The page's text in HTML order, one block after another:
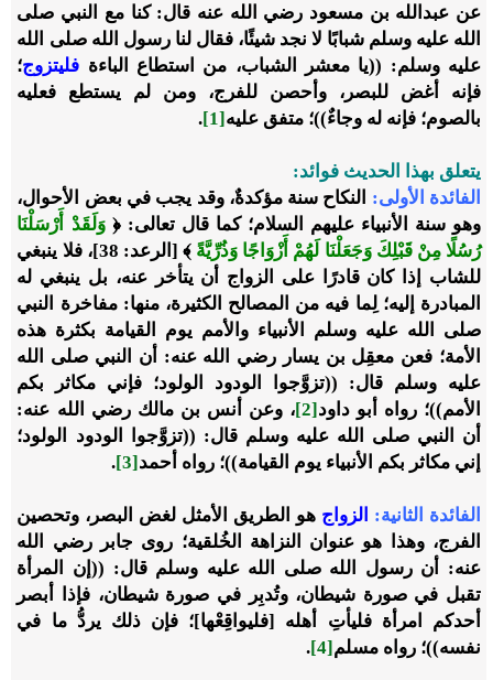
عن عبدالله بن مسعود رضي الله عنه قال: كنا مع النبي صلى
الله عليه وسلم شبابًا لا نجد شيئًا، فقال لنا رسول الله صلى الله
عليه وسلم: ((يا معشر الشباب، من استطاع الباءة فليتزوج؛
فإنه أغض للبصر، وأحصن للفرج، ومن لم يستطع فعليه
بالصوم؛ فإنه له وجاءٌ))؛ متفق عليه[1]
.
يتعلق بهذا الحديث فوائد:
الفائدة الأولى: النكاح سنة مؤكدةٌ، وقد يجب في بعض الأحوال،
وهو سنة الأنبياء عليهم السلام؛ كما قال تعالى: ﴿وَلَقَدْ أَرْسَلْنَا
رُسُلًا مِنْ قَبْلِكَ وَجَعَلْنَا لَهُمْ أَزْوَاجًا وَذُرِّيَّةً
﴾ [الرعد: 38]، فلا ينبغي
للشاب إذا كان قادرًا على الزواج أن يتأخر عنه، بل ينبغي له
المبادرة إليه؛ لِما فيه من المصالح الكثيرة، منها: مفاخرة النبي
صلى الله عليه وسلم الأنبياء والأمم يوم القيامة بكثرة هذه
الأمة؛ فعن معقِل بن يسار رضي الله عنه: أن النبي صلى الله
عليه وسلم قال: ((تزوَّجوا الودود الولود؛ فإني مكاثر بكم
الأمم))؛ رواه أبو داود[2]
، وعن أنس بن مالك رضي الله عنه:
أن النبي صلى الله عليه وسلم قال: ((تزوَّجوا الودود الولود؛
إني مكاثر بكم الأنبياء يوم القيامة))؛ رواه أحمد[3]
.
الفائدة الثانية: الزواج هو الطريق الأمثل لغض البصر، وتحصين
الفرج، وهذا هو عنوان النزاهة الخُلقية؛ روى جابر رضي الله
عنه: أن رسول الله صلى الله عليه وسلم قال: ((إن المرأة
تقبل في صورة شيطان، وتُدبِر في صورة شيطان، فإذا أبصر
أحدكم امرأة فليأتِ أهله [فليواقِعْها]؛ فإن ذلك يردُّ ما في
نفسه))؛ رواه مسلم[4]
.